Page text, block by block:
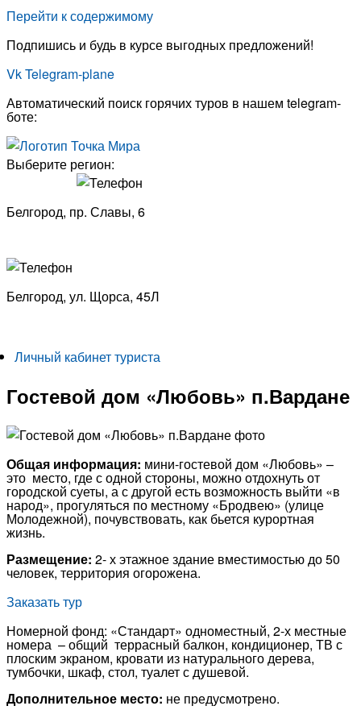
Перейти к содержимому
Подпишись и будь в курсе выгодных предложений!
VkTelegram-plane
Автоматический поиск горячих туров в нашем telegram-
боте:
Выберите регион:
Белгород, пр. Славы, 6
Белгород, ​ ул. Щорса, 45Л
Личный кабинет туриста
Гостевой дом «Любовь» п.Вардане
Общая информация: мини-гостевой дом «Любовь» –
это место, где с одной стороны, можно отдохнуть от
городской суеты, а с другой есть возможность выйти «в
народ», прогуляться по местному «Бродвею» (улице
Молодежной), почувствовать, как бьется курортная
жизнь.
Размещение: 2- х этажное здание вместимостью до 50
человек, территория огорожена.
Заказать тур
Номерной фонд: «Стандарт» одноместный, 2-х местные
номера – общий террасный балкон, кондиционер, ТВ с
плоским экраном, кровати из натурального дерева,
тумбочки, шкаф, стол, туалет с душевой.
Дополнительное место: не предусмотрено.